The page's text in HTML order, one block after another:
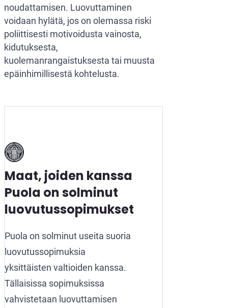
noudattamisen. Luovuttaminen
voidaan hylätä, jos on olemassa riski
poliittisesti motivoidusta vainosta,
kidutuksesta,
kuolemanrangaistuksesta tai muusta
epäinhimillisestä kohtelusta.
Maat, joiden kanssa
Puola on solminut
luovutussopimukset
Puola on solminut useita suoria
luovutussopimuksia
yksittäisten valtioiden kanssa.
Tällaisissa sopimuksissa
vahvistetaan luovuttamisen